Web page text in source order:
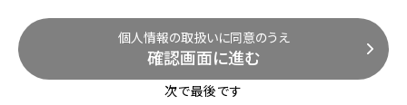
個人情報の取扱いに同意のうえ
確認画面に進む
次で最後です